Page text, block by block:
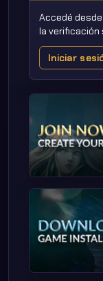
Accedé
la verificación
Iniciar